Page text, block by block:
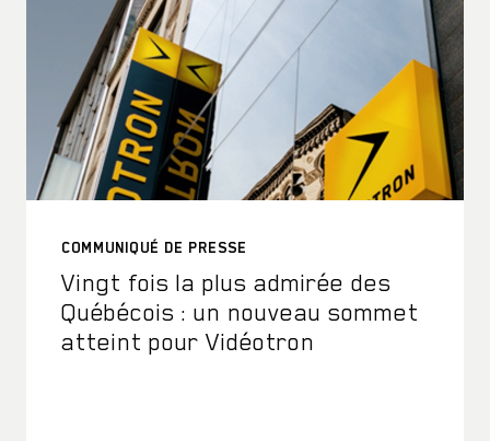
COMMUNIQUÉ DE PRESSE
Vingt fois la plus admirée des
Québécois : un nouveau sommet
atteint pour Vidéotron